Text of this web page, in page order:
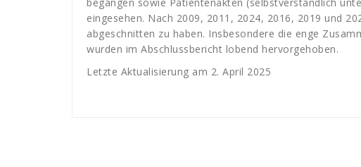
begangen sowie Patientenakten (selbstverständlich
eingesehen. Nach 2009, 2011, 2024, 2016, 2019 und
abgeschnitten zu haben. Insbesondere die enge
wurden im Abschlussbericht lobend hervorgehoben.
Letzte Aktualisierung am 2. April 2025